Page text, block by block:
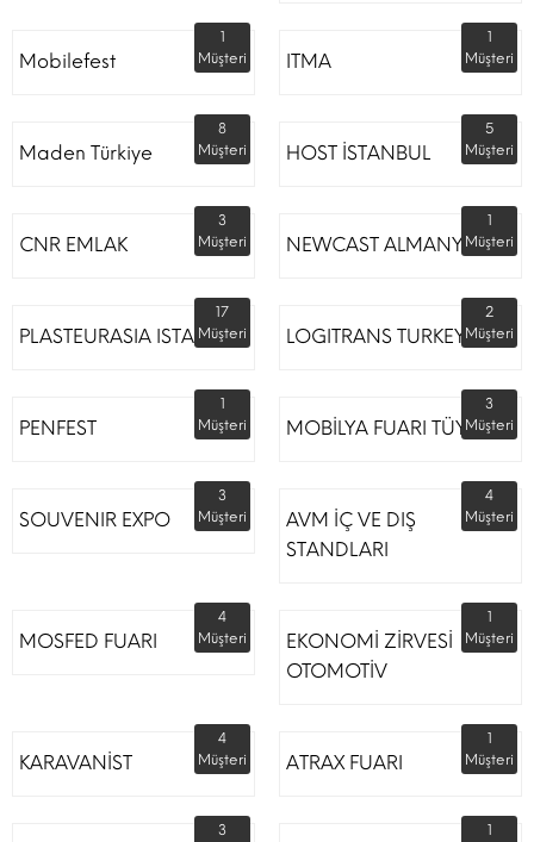
Mobilefest
1
Müşteri
ITMA
1
Müşteri
Maden Türkiye
8
Müşteri
HOST İSTANBUL
5
Müşteri
CNR EMLAK
3
Müşteri
NEWCAST ALMANYA
1
Müşteri
PLASTEURASIA ISTANBUL
17
Müşteri
LOGITRANS TURKEY
2
Müşteri
PENFEST
1
Müşteri
MOBİLYA FUARI TÜYAP
3
Müşteri
SOUVENIR EXPO
3
Müşteri
AVM İÇ VE DIŞ
STANDLARI
4
Müşteri
MOSFED FUARI
4
Müşteri
EKONOMİ ZİRVESİ
OTOMOTİV
1
Müşteri
KARAVANİST
4
Müşteri
ATRAX FUARI
1
Müşteri
3
1